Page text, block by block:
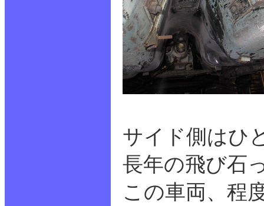
サイド側はひ
長年の飛び石
この車両、程